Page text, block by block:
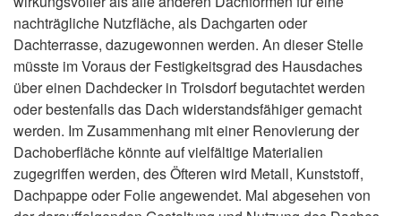
nachträgliche Nutzfläche, als Dachgarten oder
Dachterrasse, dazugewonnen werden. An dieser Stelle
müsste im Voraus der Festigkeitsgrad des Hausdaches
über einen Dachdecker in Troisdorf begutachtet werden
oder bestenfalls das Dach widerstandsfähiger gemacht
werden. Im Zusammenhang mit einer Renovierung der
Dachoberfläche könnte auf vielfältige Materialien
zugegriffen werden, des Öfteren wird Metall, Kunststoff,
Dachpappe oder Folie angewendet. Mal abgesehen von